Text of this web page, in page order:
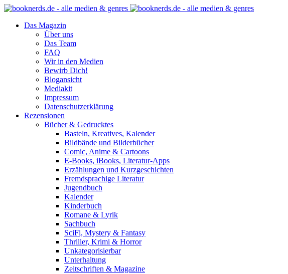
Das Magazin
Über uns
Das Team
FAQ
Wir in den Medien
Bewirb Dich!
Blogansicht
Mediakit
Impressum
Datenschutzerklärung
Rezensionen
Bücher & Gedrucktes
Basteln, Kreatives, Kalender
Bildbände und Bilderbücher
Comic, Anime & Cartoons
E-Books, iBooks, Literatur-Apps
Erzählungen und Kurzgeschichten
Fremdsprachige Literatur
Jugendbuch
Kalender
Kinderbuch
Romane & Lyrik
Sachbuch
SciFi, Mystery & Fantasy
Thriller, Krimi & Horror
Unkategorisierbar
Unterhaltung
Zeitschriften & Magazine